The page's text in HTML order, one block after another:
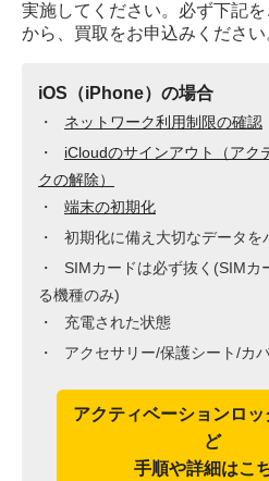
実施してください。 必ず下記
から、買取をお申込みください
iOS（iPhone）の場合
ネットワーク利用制限の確認
iCloudのサインアウト（アク
クの解除）
端末の初期化
初期化に備え大切なデータを
SIMカードは必ず抜く(SIMカ
る機種のみ)
充電された状態
アクセサリー/保護シート/カ
アクティベーションロ
ど
手順や詳細はこ